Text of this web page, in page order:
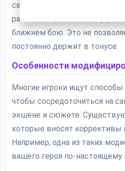
своей тактики: от кого-то
расстоянии, а кого-то
ближнем бою. Это не
постоянно держит в тонусе.
Особенности
Многие игроки ищут способы
чтобы сосредоточиться на
экшене и сюжете.
которые вносят коррективы
Например, одна из таких
вашего героя по-